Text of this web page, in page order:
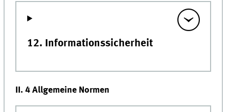
12. Informationssicherheit
II. 4 Allgemeine Normen